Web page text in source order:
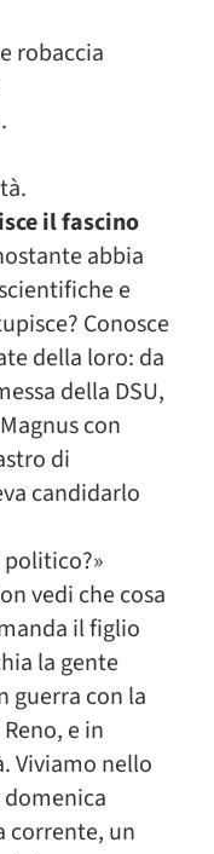
robaccia
il fascino
abbia
e
Conosce
della loro: da
della DSU,
con
di
candidarlo
vedi che cosa
il figlio
la gente
guerra con la
e in
Viviamo nello
domenica
corrente, un